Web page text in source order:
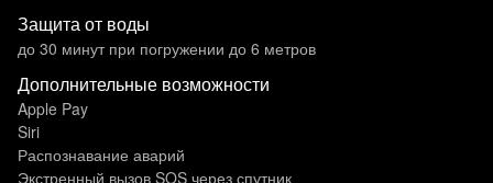
Защита от воды
до 30 минут при погружении до 6 метров
Дополнительные возможности
Apple Pay
Siri
Распознавание аварий
Экстренный вызов SOS через спутник